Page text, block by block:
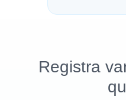
Registra